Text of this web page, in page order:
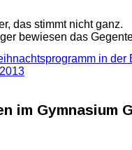
das stimmt nicht ganz.
bewiesen das
in der
im Gymnasium